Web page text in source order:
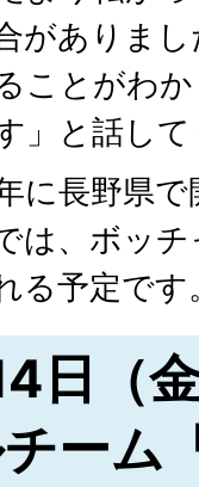
がありま
ことがわ
」と話して
に長野県
は、ボッ
る予定です
日（
ーム